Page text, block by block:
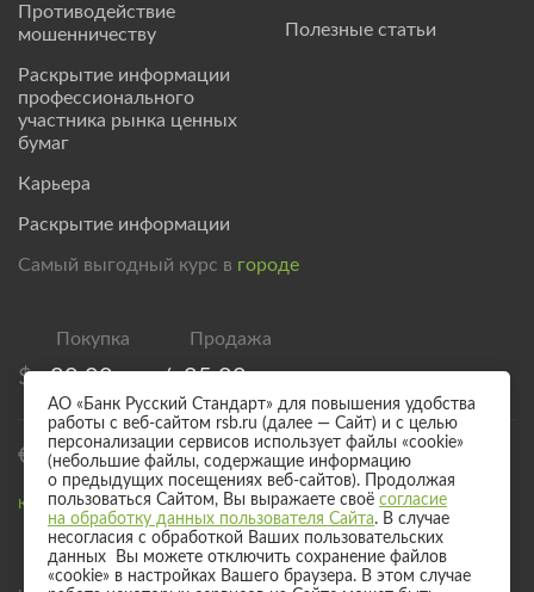
Противодействие
мошенничеству
Раскрытие информации
профессионального
участника рынка ценных
бумаг
Карьера
Раскрытие информации
Полезные статьи
Самый выгодный курс в городе
$ 80,00 / 85,00
€ 92,50 / 97,50
Курс валют для безналичного обмена
АО «Банк Русский Стандарт» для повышения удобства
работы с веб-сайтом rsb.ru (далее — Сайт) и с целью
персонализации сервисов использует файлы «cookie»
(небольшие файлы, содержащие информацию
о предыдущих посещениях веб-сайтов). Продолжая
пользоваться Сайтом, Вы выражаете своё согласие
на обработку данных пользователя Сайта. В случае
несогласия с обработкой Ваших пользовательских
данных Вы можете отключить сохранение файлов
«cookie» в настройках Вашего браузера. В этом случае